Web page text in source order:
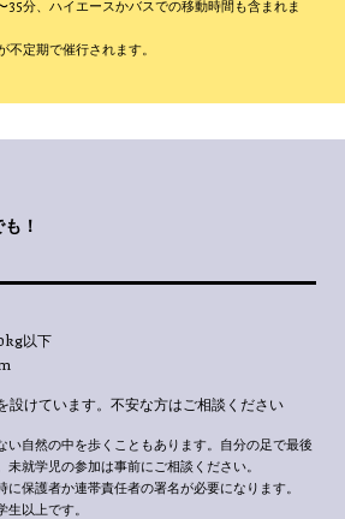
定期で催行されます。
！
以下
設けています。不安な方はご相談ください
自然の中を歩くこともあります。自分の足で最後
就学児の参加は事前にご相談ください。
保護者か連帯責任者の署名が必要になります。
以上です。